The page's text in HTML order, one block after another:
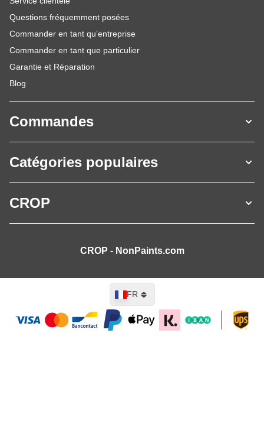
Questions fréquemment posées
Commander en tant qu’entreprise
Commander en tant que particulier
Garantie et Réparation
Blog
Commandes
Catégories populaires
CROP
CROP - NonPaints.com
Langue
FR